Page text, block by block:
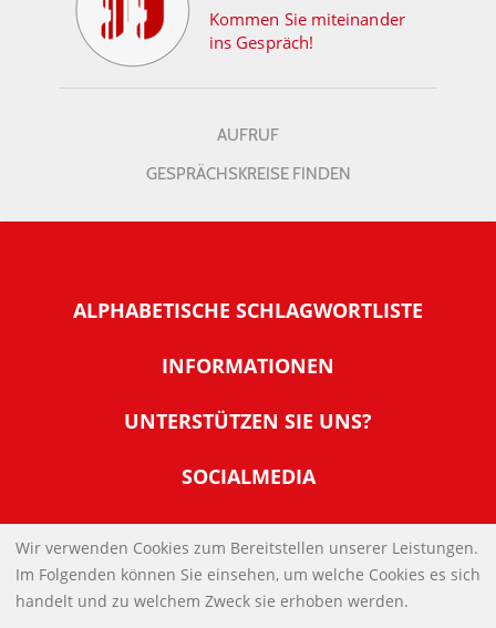
Kommen Sie miteinander
ins Gespräch!
AUFRUF
GESPRÄCHSKREISE FINDEN
ALPHABETISCHE SCHLAGWORTLISTE
INFORMATIONEN
Warum NachDenkSeiten
Tipps zur Nutzung der NachDenkSeiten
Banner und E-Mail-Signaturen
Links
Kontakt
UNTERSTÜTZEN SIE UNS?
Werden Sie Fördermitglied
Spenden Sie Online
SOCIALMEDIA
IMPRESSUM
DATENSCHUTZERKLÄRUNG
Wir verwenden Cookies zum Bereitstellen unserer Leistungen.
Im Folgenden können Sie einsehen, um welche Cookies es sich
handelt und zu welchem Zweck sie erhoben werden.